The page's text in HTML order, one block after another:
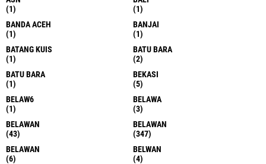
(1)
(1)
BANDA ACEH
(1)
BANJAI
(1)
BATANG KUIS
(1)
BATU BARA
(2)
BATU BARA
(1)
BEKASI
(5)
BELAW6
(1)
BELAWA
(3)
BELAWAN
(43)
BELAWAN
(347)
BELAWAN
(6)
BELWAN
(4)